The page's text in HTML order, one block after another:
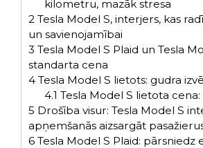
kilometru, mazāk stresa
2 Tesla Model S, interjers, kas
un savienojamībai
3 Tesla Model S Plaid un Tesla
standarta cena
4 Tesla Model S lietots: gudra
4.1 Tesla Model S lietota
5 Drošība visur: Tesla Model S
apņemšanās aizsargāt
6 Tesla Model S Plaid: pārsniedz